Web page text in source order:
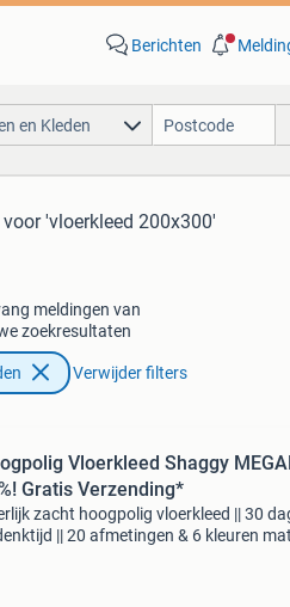
Berichten
en Kleden
voor 'vloerkleed 200x300'
meldingen van
zoekresultaten
Verwijder filters
Vloerkleed Shaggy
Gratis Verzending*
zacht hoogpolig vloerkleed || 30
|| 20 afmetingen & 6 kleuren